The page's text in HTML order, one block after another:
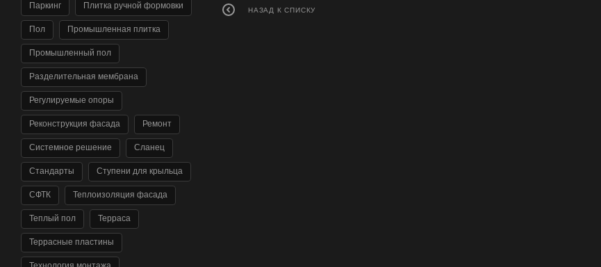
НАЗАД К СПИСКУ
Паркинг Плитка ручной формовки
Пол Промышленная плитка
Промышленный пол
Разделительная мембрана
Регулируемые опоры
Реконструкция фасада Ремонт
Системное решение Сланец
Стандарты Ступени для крыльца
СФТК Теплоизоляция фасада
Теплый пол Терраса
Террасные пластины